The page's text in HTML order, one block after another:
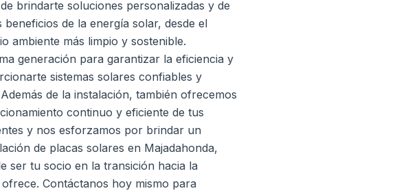
brindarte soluciones personalizadas y de
de la energía solar, desde el
ambiente más limpio y sostenible.
generación para garantizar la eficiencia y
sistemas solares confiables y
Además de la instalación, también ofrecemos
continuo y eficiente de tus
y nos esforzamos por brindar un
de placas solares en Majadahonda,
ser tu socio en la transición hacia la
Contáctanos hoy mismo para